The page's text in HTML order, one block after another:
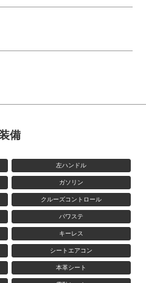
備
左ハンドル
ガソリン
クルーズコントロール
パワステ
キーレス
シートエアコン
本革シート